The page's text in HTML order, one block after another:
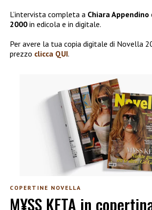
L’intervista completa a Chiara Appendino
2000 in edicola e in digitale.
Per avere la tua copia digitale di Novella
prezzo clicca QUI.
COPERTINE NOVELLA
M¥SS KETA in